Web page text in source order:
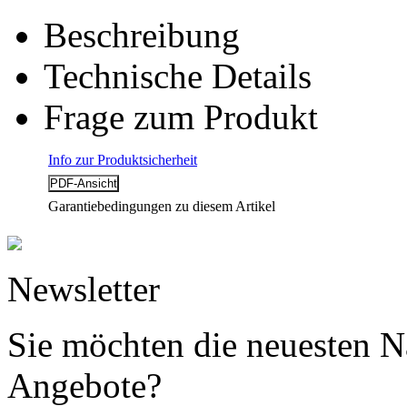
Beschreibung
Technische Details
Frage zum Produkt
Info zur Produktsicherheit
Garantiebedingungen zu diesem Artikel
Newsletter
Sie möchten die neuesten
Angebote?